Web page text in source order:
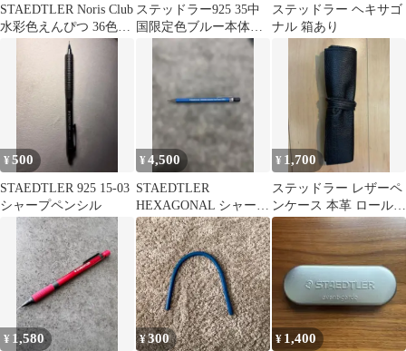
STAEDTLER Noris Club
水彩色えんぴつ 36色セ
ステッドラー925 35中
国限定色ブルー本体の
ステッドラー ヘキサゴ
ナル 箱あり
¥500
STAEDTLER 925 15-03
シャープペンシル
¥4,500
STAEDTLER
HEXAGONAL シャープ
ペンシル 限定版
¥ 1,700
ステッドラー レザーペ
ンケース 本革 ロールタ
イプ ブラック 900 LC-
¥ 1,580 ¥300 ¥ 1,400